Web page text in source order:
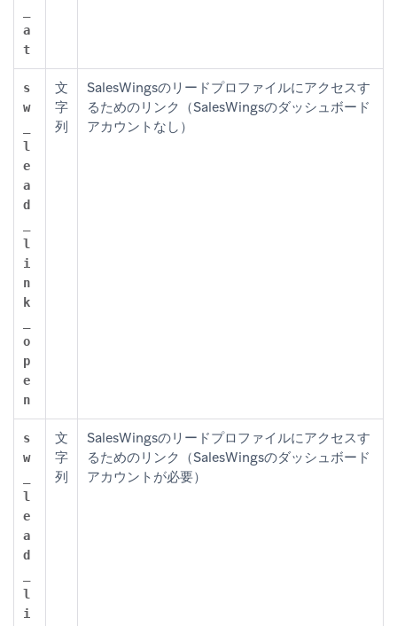
a
t
s
w
l
e
a
d
l
i
n
k
o
p
e
n
文
字
列
SalesWingsのリードプロファイルにアクセスす
るためのリンク（SalesWingsのダッシュボード
アカウントなし）
s
w
l
e
a
d
l
i
文
字
列
SalesWingsのリードプロファイルにアクセスす
るためのリンク（SalesWingsのダッシュボード
アカウントが必要）